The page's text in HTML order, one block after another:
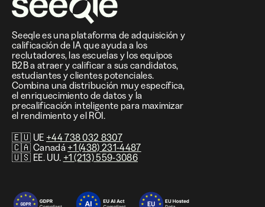
Seeqle es una plataforma de adquisición y
calificación de IA que ayuda a los
reclutadores, las escuelas y los equipos
B2B a atraer y calificar a sus candidatos,
estudiantes y clientes potenciales.
Combina una distribución muy específica,
el enriquecimiento de datos y la
precalificación inteligente para maximizar
el rendimiento y el ROI.
🇪🇺 UE +44 738 032 8307
🇨🇦 Canadá +1 (438) 231-4487
🇺🇸 EE. UU. +1 (213) 559-3086